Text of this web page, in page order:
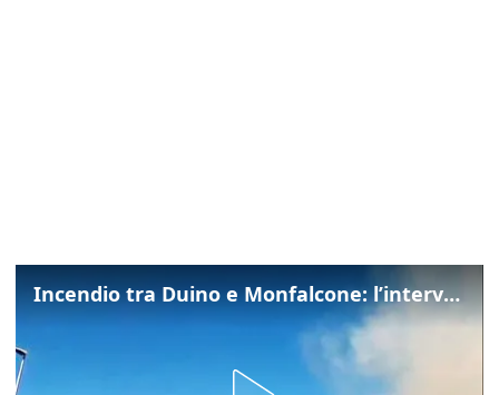
Incendio tra Duino e Monfalcone: l’intervento dei vigili del fuoco